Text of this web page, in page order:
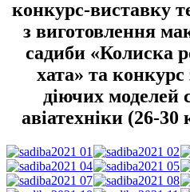
конкурс-виставку
з виготовлення
садиби «Колиска
хата» та
діючих моделей
авіатехніки (26-30